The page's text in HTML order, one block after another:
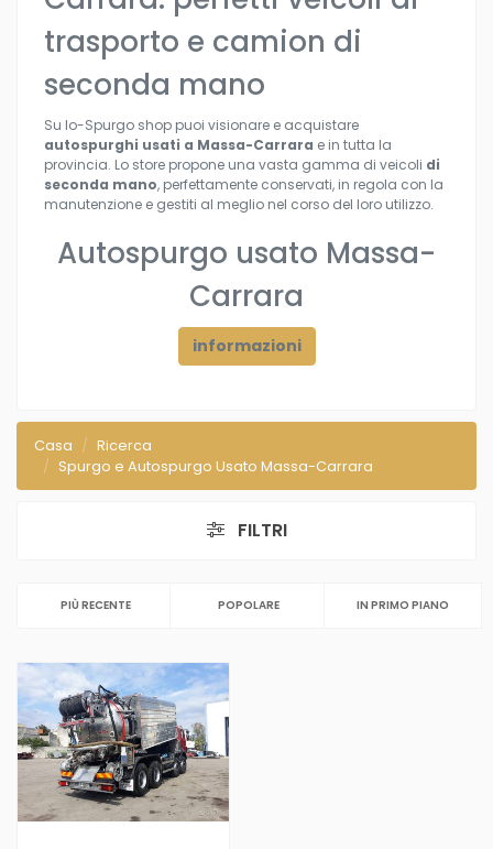
trasporto e camion di
seconda mano
Su Io-Spurgo shop puoi visionare e acquistare
autospurghi usati a Massa-Carrara e in tutta la
provincia. Lo store propone una vasta gamma di veicoli di
seconda mano, perfettamente conservati, in regola con la
manutenzione e gestiti al meglio nel corso del loro utilizzo.
Autospurgo usato Massa-
Carrara
informazioni
Casa
Ricerca
Spurgo e Autospurgo Usato Massa-Carrara
FILTRI
PIÙ RECENTE POPOLARE IN PRIMO PIANO